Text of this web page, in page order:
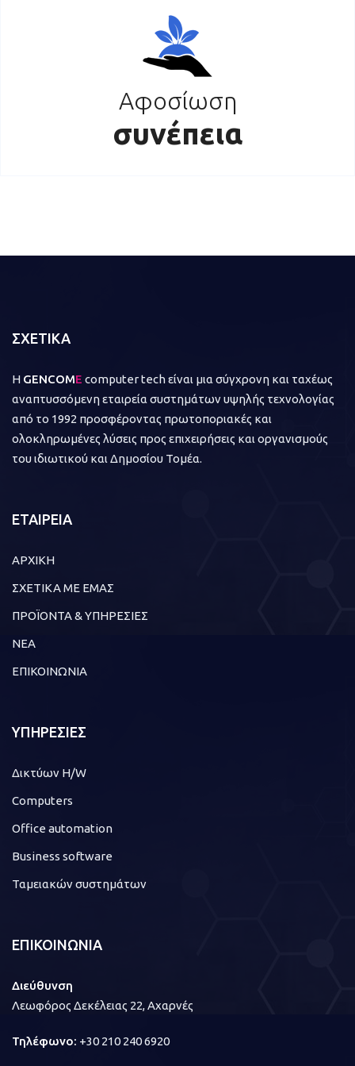
Αφοσίωση
συνέπεια
ΣΧΕΤΙΚΑ
Η GENCOME computer tech είναι μια σύγχρονη και ταχέως
αναπτυσσόμενη εταιρεία συστημάτων υψηλής τεχνολογίας
από το 1992 προσφέροντας πρωτοποριακές και
ολοκληρωμένες λύσεις προς επιχειρήσεις και οργανισμούς
του ιδιωτικού και Δημοσίου Τομέα.
ΕΤΑΙΡΕΙΑ
ΑΡΧΙΚΗ
ΣΧΕΤΙΚΑ ΜΕ ΕΜΑΣ
ΠΡΟΪΟΝΤΑ & ΥΠΗΡΕΣΙΕΣ
ΝΕΑ
ΕΠΙΚΟΙΝΩΝΙΑ
ΥΠΗΡΕΣΙΕΣ
Δικτύων H/W
Computers
Office automation
Business software
Ταμειακών συστημάτων
ΕΠΙΚΟΙΝΩΝΙΑ
Διεύθυνση
Λεωφόρος Δεκέλειας 22, Αχαρνές
Τηλέφωνο: +30 210 240 6920